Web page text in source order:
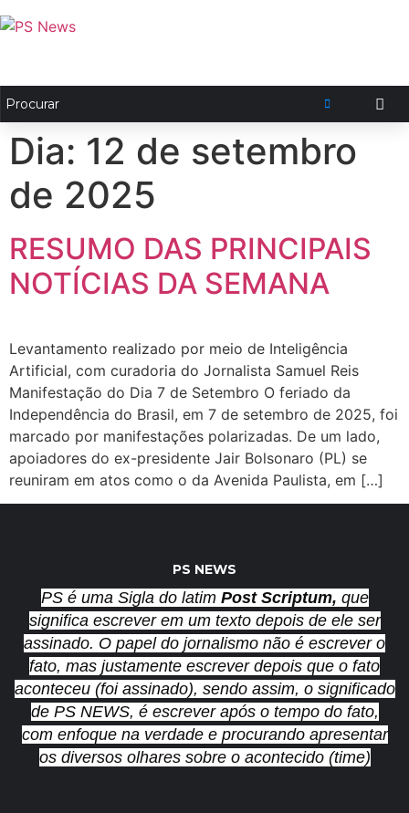
Dia: 12 de setembro
de 2025
RESUMO DAS PRINCIPAIS
NOTÍCIAS DA SEMANA
Levantamento realizado por meio de Inteligência
Artificial, com curadoria do Jornalista Samuel Reis
Manifestação do Dia 7 de Setembro O feriado da
Independência do Brasil, em 7 de setembro de 2025, foi
marcado por manifestações polarizadas. De um lado,
apoiadores do ex-presidente Jair Bolsonaro (PL) se
reuniram em atos como o da Avenida Paulista, em […]
PS NEWS
PS é uma Sigla do latim Post Scriptum, que
significa escrever em um texto depois de ele ser
assinado. O papel do jornalismo não é escrever o
fato, mas justamente escrever depois que o fato
aconteceu (foi assinado), sendo assim, o significado
de PS NEWS, é escrever após o tempo do fato,
com enfoque na verdade e procurando apresentar
os diversos olhares sobre o acontecido (time)